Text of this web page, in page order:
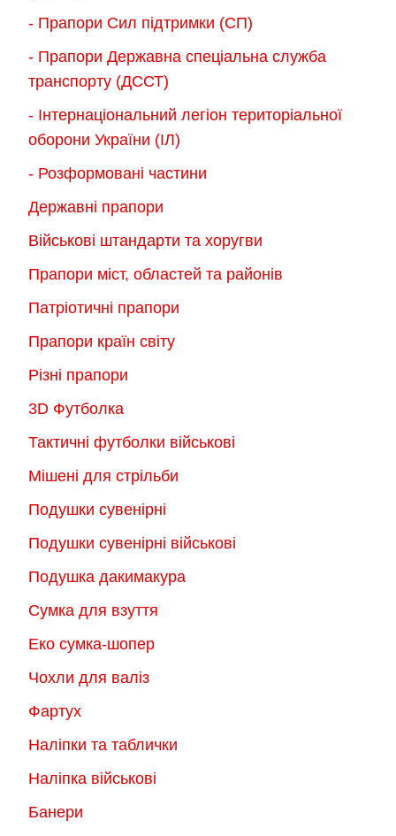
- Прапори Сил підтримки (СП)
- Прапори Державна спеціальна служба
транспорту (ДССТ)
- Інтернаціональний легіон територіальної
оборони України (ІЛ)
- Розформовані частини
Державні прапори
Військові штандарти та хоругви
Прапори міст, областей та районів
Патріотичні прапори
Прапори країн світу
Різні прапори
3D Футболка
Тактичні футболки військові
Мішені для стрільби
Подушки сувенірні
Подушки сувенірні військові
Подушка дакимакура
Сумка для взуття
Еко сумка-шопер
Чохли для валіз
Фартух
Наліпки та таблички
Наліпка військові
Банери